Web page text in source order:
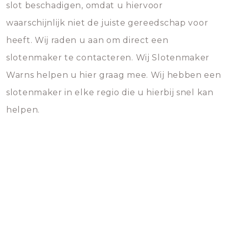
slot beschadigen, omdat u hiervoor
waarschijnlijk niet de juiste gereedschap voor
heeft. Wij raden u aan om direct een
slotenmaker te contacteren. Wij Slotenmaker
Warns helpen u hier graag mee. Wij hebben een
slotenmaker in elke regio die u hierbij snel kan
helpen.